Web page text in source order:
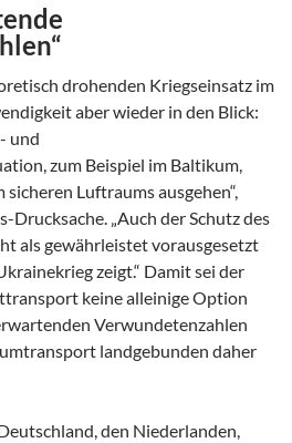
drohenden Kriegseinsatz im
aber wieder in den Blick:
und
zum Beispiel im Baltikum,
Luftraums ausgehen“,
Drucksache. „Auch der Schutz des
als gewährleistet vorausgesetzt
zeigt.“ Damit sei der
keine alleinige Option
Verwundetenzahlen
landgebunden daher
den Niederlanden,